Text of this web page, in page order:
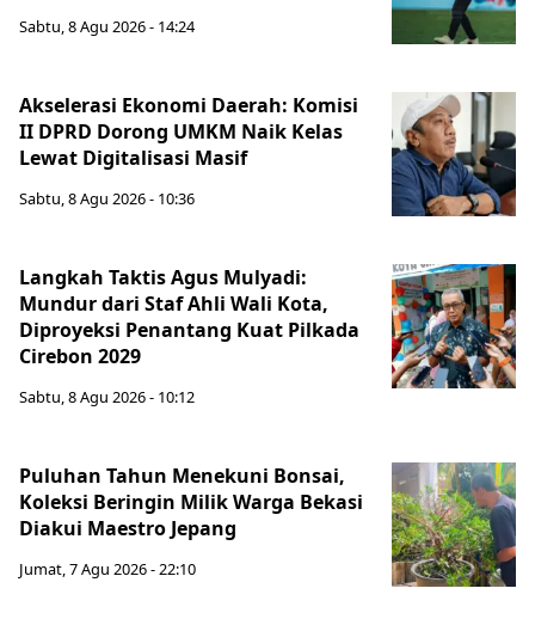
Sabtu, 8 Agu 2026 - 14:24
Akselerasi Ekonomi Daerah: Komisi
II DPRD Dorong UMKM Naik Kelas
Lewat Digitalisasi Masif
Sabtu, 8 Agu 2026 - 10:36
Langkah Taktis Agus Mulyadi:
Mundur dari Staf Ahli Wali Kota,
Diproyeksi Penantang Kuat Pilkada
Cirebon 2029
Sabtu, 8 Agu 2026 - 10:12
Puluhan Tahun Menekuni Bonsai,
Koleksi Beringin Milik Warga Bekasi
Diakui Maestro Jepang
Jumat, 7 Agu 2026 - 22:10